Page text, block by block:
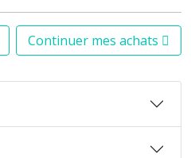
Continuer mes achats